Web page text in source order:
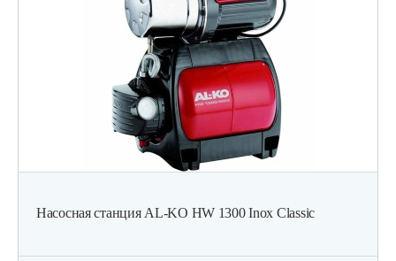
Насосная станция AL-KO HW 1300 Inox Classic